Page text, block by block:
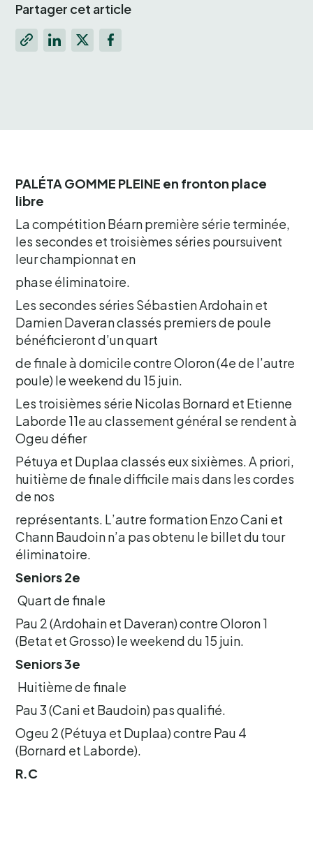
Partager cet article
PALÉTA GOMME PLEINE en fronton place
libre
La compétition Béarn première série terminée,
les secondes et troisièmes séries poursuivent
leur championnat en
phase éliminatoire.
Les secondes séries Sébastien Ardohain et
Damien Daveran classés premiers de poule
bénéficieront d’un quart
de finale à domicile contre Oloron (4e de l’autre
poule) le weekend du 15 juin.
Les troisièmes série Nicolas Bornard et Etienne
Laborde 11e au classement général se rendent à
Ogeu défier
Pétuya et Duplaa classés eux sixièmes. A priori,
huitième de finale difficile mais dans les cordes
de nos
représentants. L’autre formation Enzo Cani et
Chann Baudoin n’a pas obtenu le billet du tour
éliminatoire.
Seniors 2e
Quart de finale
Pau 2 (Ardohain et Daveran) contre Oloron 1
(Betat et Grosso) le weekend du 15 juin.
Seniors 3e
Huitième de finale
Pau 3 (Cani et Baudoin) pas qualifié.
Ogeu 2 (Pétuya et Duplaa) contre Pau 4
(Bornard et Laborde).
R.C